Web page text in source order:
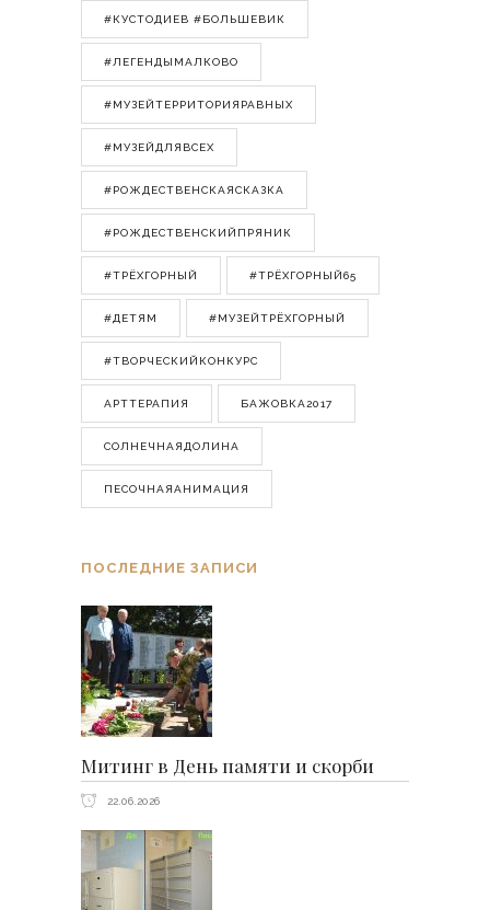
#КУСТОДИЕВ #БОЛЬШЕВИК
#ЛЕГЕНДЫМАЛКОВО
#МУЗЕЙТЕРРИТОРИЯРАВНЫХ
#МУЗЕЙДЛЯВСЕХ
#РОЖДЕСТВЕНСКАЯСКАЗКА
#РОЖДЕСТВЕНСКИЙПРЯНИК
#ТРЁХГОРНЫЙ #ТРЁХГОРНЫЙ65
#ДЕТЯМ #МУЗЕЙТРЁХГОРНЫЙ
#ТВОРЧЕСКИЙКОНКУРС
АРТТЕРАПИЯ БАЖОВКА2017
СОЛНЕЧНАЯДОЛИНА
ПЕСОЧНАЯАНИМАЦИЯ
ПОСЛЕДНИЕ ЗАПИСИ
Митинг в День памяти и скорби
22.06.2026